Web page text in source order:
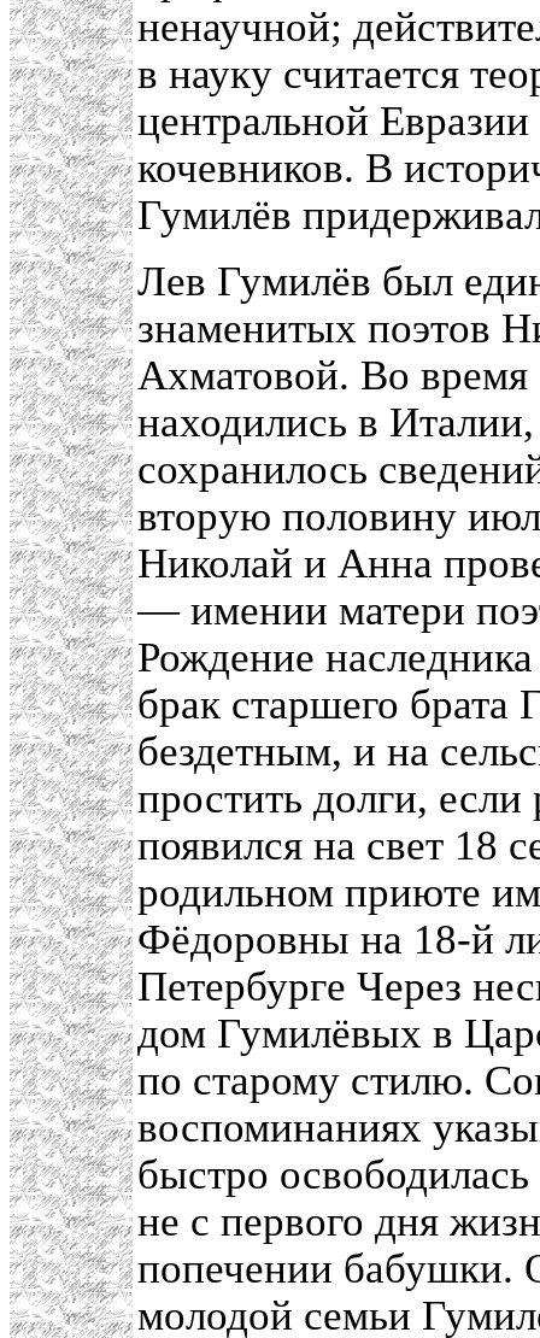
ненаучной;
в науку считается
центральной
кочевников. В
Гумилёв
Лев Гумилёв был
знаменитых поэтов
Ахматовой. Во время
находились в
сохранилось
вторую половину
Николай и Анна
— имении матери
Рождение
брак старшего
бездетным, и на
простить долги,
появился на свет 18
родильном приюте
Фёдоровны на 18-й
Петербурге Через
дом Гумилёвых в
по старому стилю.
воспоминаниях
быстро
не с первого дня
попечении бабушки.
молодой семьи